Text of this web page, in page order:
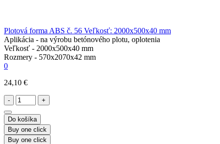
Plotová forma ABS č. 56 Veľkosť: 2000x500x40 mm
Aplikácia - na výrobu betónového plotu, oplotenia
Veľkosť - 2000х500х40 mm
Rozmery - 570х2070х42 mm
0
24,10 €
- +
Do košíka
Buy one click
Buy one click